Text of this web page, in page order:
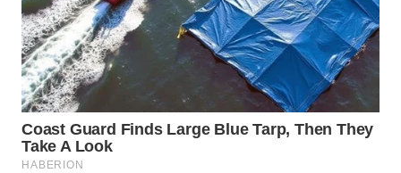
WN
MANDALIKA
WN
LIKUPANG
WN